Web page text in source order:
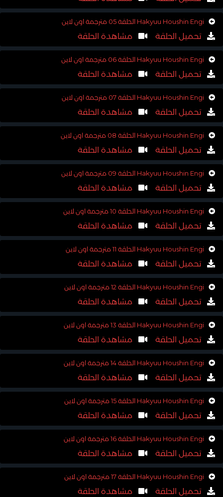
Hakyuu Houshin Engi الحلقة 05 مترجمة اون لاين
تحميل الحلقة مشاهدة الحلقة
Hakyuu Houshin Engi الحلقة 06 مترجمة اون لاين
تحميل الحلقة مشاهدة الحلقة
Hakyuu Houshin Engi الحلقة 07 مترجمة اون لاين
تحميل الحلقة مشاهدة الحلقة
Hakyuu Houshin Engi الحلقة 08 مترجمة اون لاين
تحميل الحلقة مشاهدة الحلقة
Hakyuu Houshin Engi الحلقة 09 مترجمة اون لاين
تحميل الحلقة مشاهدة الحلقة
Hakyuu Houshin Engi الحلقة 10 مترجمة اون لاين
تحميل الحلقة مشاهدة الحلقة
Hakyuu Houshin Engi الحلقة 11 مترجمة اون لاين
تحميل الحلقة مشاهدة الحلقة
Hakyuu Houshin Engi الحلقة 12 مترجمة اون لاين
تحميل الحلقة مشاهدة الحلقة
Hakyuu Houshin Engi الحلقة 13 مترجمة اون لاين
تحميل الحلقة مشاهدة الحلقة
Hakyuu Houshin Engi الحلقة 14 مترجمة اون لاين
تحميل الحلقة مشاهدة الحلقة
Hakyuu Houshin Engi الحلقة 15 مترجمة اون لاين
تحميل الحلقة مشاهدة الحلقة
Hakyuu Houshin Engi الحلقة 16 مترجمة اون لاين
تحميل الحلقة مشاهدة الحلقة
Hakyuu Houshin Engi الحلقة 17 مترجمة اون لاين
تحميل الحلقة مشاهدة الحلقة